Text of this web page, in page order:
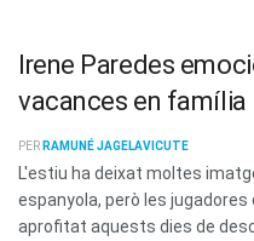
Irene Paredes
vacances en família
PER RAMUNÉ JAGELAVICUTE
L'estiu ha deixat moltes
espanyola, però les
aprofitat aquests dies de